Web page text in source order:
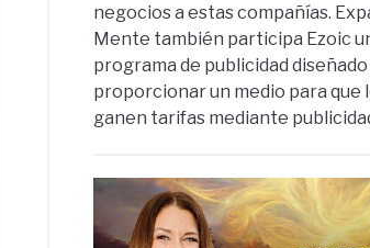
negocios a estas compañías.
Mente también participa Ezoic
programa de publicidad
proporcionar un medio para que
ganen tarifas mediante